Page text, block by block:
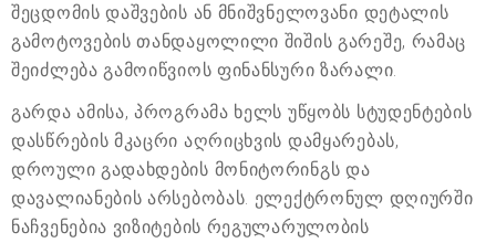
შეცდომის დაშვების ან მნიშვნელოვანი დეტალის
გამოტოვების თანდაყოლილი შიშის გარეშე, რამაც
შეიძლება გამოიწვიოს ფინანსური ზარალი.
გარდა ამისა, პროგრამა ხელს უწყობს სტუდენტების
დასწრების მკაცრი აღრიცხვის დამყარებას,
დროული გადახდების მონიტორინგს და
დავალიანების არსებობას. ელექტრონულ დღიურში
ნაჩვენებია ვიზიტების რეგულარულობის